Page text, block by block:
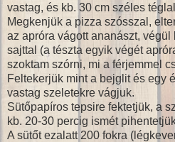
vastag, és kb. 30 cm széles
Megkenjük a pizza szósszal,
az apróra vágott ananászt,
sajttal (a tészta egyik végét
szoktam szórni, mi a férjemmel
Feltekerjük mint a bejglit és egy
vastag szeletekre vágjuk.
Sütőpapíros tepsire fektetjük, a
kb. 20-30 percig ismét
A sütőt ezalatt 200 fokra